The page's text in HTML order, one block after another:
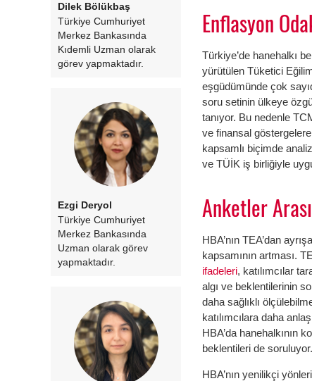
Dilek Bölükbaş
Türkiye Cumhuriyet
Merkez Bankasında
Kıdemli Uzman olarak
görev yapmaktadır.
Ezgi Deryol
Türkiye Cumhuriyet
Merkez Bankasında
Uzman olarak görev
yapmaktadır.
Enflasyon
Türkiye’de hanehalkı
yürütülen Tüketici
eşgüdümünde çok
soru setinin ülkeye
tanıyor. Bu nedenle
ve finansal
kapsamlı biçimde
ve TÜİK iş birliğiyle
Anketler
HBA’nın TEA’dan
kapsamının artması.
ifadeleri, katılımcılar
algı ve beklentilerinin
daha sağlıklı
katılımcılara daha
HBA’da hanehalkının
beklentileri de soruluyor.
HBA’nın yenilikçi